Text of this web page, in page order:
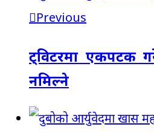
Previous
ट्विटरमा एकपटक
नमिल्ने